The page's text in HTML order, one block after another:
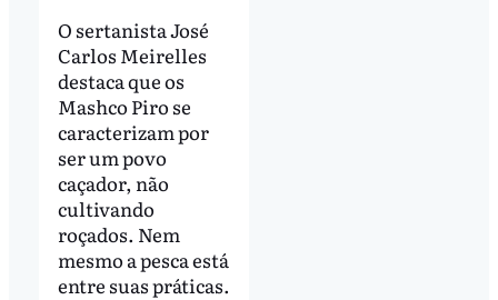
O sertanista José
Carlos Meirelles
destaca que os
Mashco Piro se
caracterizam por
ser um povo
caçador, não
cultivando
roçados. Nem
mesmo a pesca está
entre suas práticas.